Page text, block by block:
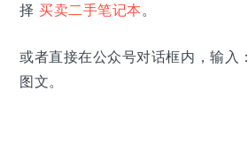
择买卖二手笔记本。
或者直接在公众号对话框内，输入：
图文。